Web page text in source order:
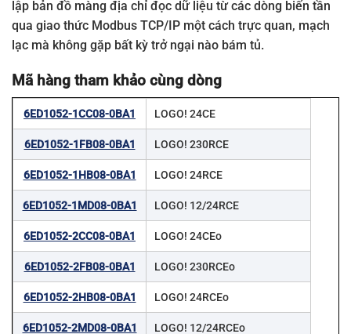
lập bản đồ màng địa chỉ đọc dữ liệu từ các dòng biến tần
qua giao thức Modbus TCP/IP một cách trực quan, mạch
lạc mà không gặp bất kỳ trở ngại nào bám tủ.
Mã hàng tham khảo cùng dòng
6ED1052-1CC08-0BA1 LOGO! 24CE
6ED1052-1FB08-0BA1 LOGO! 230RCE
6ED1052-1HB08-0BA1 LOGO! 24RCE
6ED1052-1MD08-0BA1 LOGO! 12/24RCE
6ED1052-2CC08-0BA1 LOGO! 24CEo
6ED1052-2FB08-0BA1 LOGO! 230RCEo
6ED1052-2HB08-0BA1 LOGO! 24RCEo
6ED1052-2MD08-0BA1 LOGO! 12/24RCEo